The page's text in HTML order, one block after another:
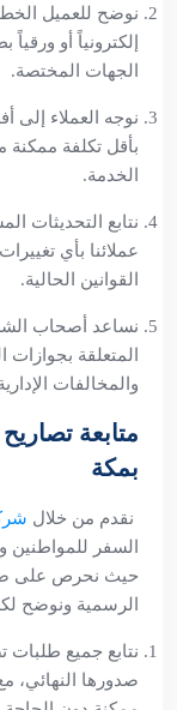
نوضح للعميل
إلكترونياً أو
الجهات المختصة.
نوجه العملاء إلى
بأقل تكلفة
الخدمة.
نتابع التحديثات
عملائنا بأي
القوانين الحالية.
نساعد أصحاب
المتعلقة بجوازات
والمخالفات
متابعة
بمكة
نقدم من خلال
السفر للمواطنين
حيث نحرص على
الرسمية ونوضح
نتابع جميع
صدورها النهائي،